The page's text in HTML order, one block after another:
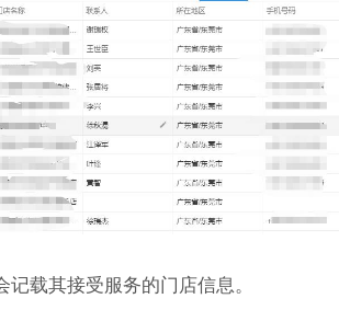
载其接受服务的门店信息。